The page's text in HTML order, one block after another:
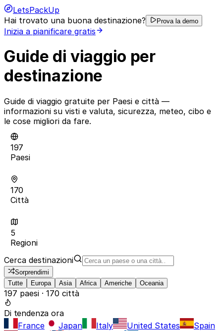
LetsPackUp
Hai trovato una buona destinazione?
Prova la demo
Inizia a pianificare gratis
Guide di viaggio per
destinazione
Guide di viaggio gratuite per Paesi e città —
informazioni su visti e valuta, sicurezza, meteo, cibo e
le cose migliori da fare.
197
Paesi
170
Città
5
Regioni
Cerca destinazioni
Sorprendimi
Tutte
Europa Asia Africa Americhe Oceania
197 paesi · 170 città
Di tendenza ora
France
Japan Italy United States
Spain